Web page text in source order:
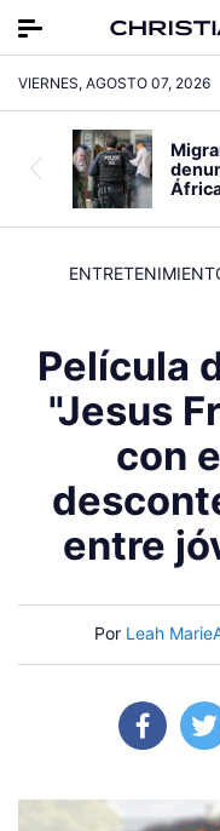
VIERNES, AGOSTO 07, 2026
Película
"Jesus
con
entre
Por Leah